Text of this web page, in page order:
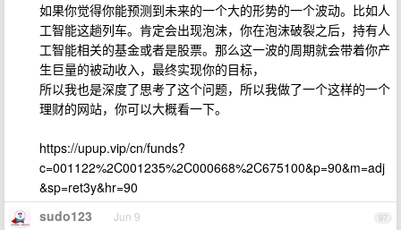
如果你觉得你能预测到未来的一个大的形势的一个波动。比如人
工智能这趟列车。肯定会出现泡沫，你在泡沫破裂之后，持有人
工智能相关的基金或者是股票。那么这一波的周期就会带着你产
生巨量的被动收入，最终实现你的目标，
所以我也是深度了思考了这个问题，所以我做了一个这样的一个
理财的网站，你可以大概看一下。
https://upup.vip/cn/funds?
c=001122%2C001235%2C000668%2C675100&p=90&m=adj
&sp=ret3y&hr=90
97
sudo123 Jun 9